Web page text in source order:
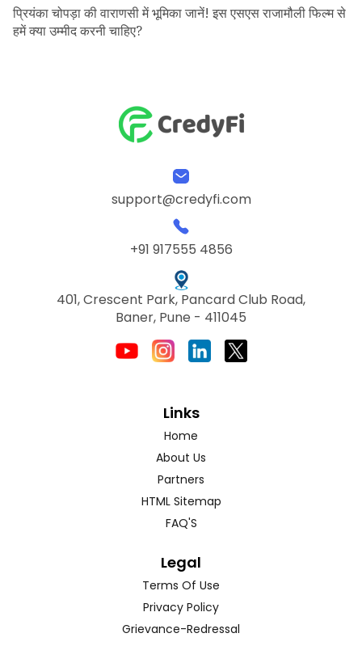
प्रियंका चोपड़ा की वाराणसी में भूमिका जानें! इस एसएस राजामौली फिल्म से
हमें क्या उम्मीद करनी चाहिए?
support@credyfi.com
+91 917555 4856
401, Crescent Park, Pancard Club Road,
Baner, Pune - 411045
Links
Home
About Us
Partners
HTML Sitemap
FAQ'S
Legal
Terms Of Use
Privacy Policy
Grievance-Redressal